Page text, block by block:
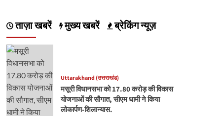
ताज़ा खबरें मुख्य खबरें ब्रेकिंग न्यूज़
Uttarakhand (उत्तराखंड)
मसूरी विधानसभा को 17.80 करोड़ की विकास
योजनाओं की सौगात, सीएम धामी ने किया
लोकार्पण-शिलान्यास.